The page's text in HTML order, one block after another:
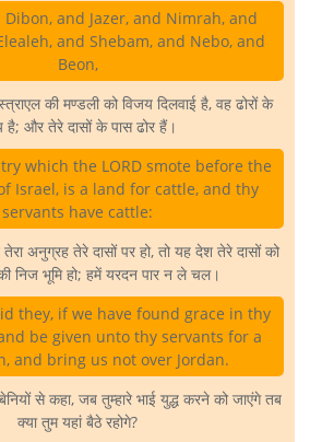
and Jazer, and Nimrah, and
and Shebam, and Nebo, and
Beon,
की मण्डली को विजय दिलवाई है, वह ढोरों के
है; और तेरे दासों के पास ढोर हैं।
which the LORD smote before the
Israel, is a land for cattle, and thy
servants have cattle:
अनुग्रह तेरे दासों पर हो, तो यह देश तेरे दासों को
निज भूमि हो; हमें यरदन पार न ले चल।
they, if we have found grace in thy
be given unto thy servants for a
and bring us not over Jordan.
से कहा, जब तुम्हारे भाई युद्ध करने को जाएंगे तब
क्या तुम यहां बैठे रहोगे?